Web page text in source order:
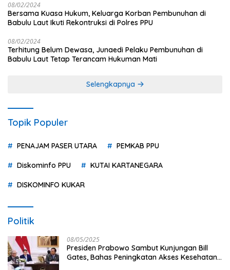
08/02/2024
Bersama Kuasa Hukum, Keluarga Korban Pembunuhan di
Babulu Laut Ikuti Rekontruksi di Polres PPU
08/02/2024
Terhitung Belum Dewasa, Junaedi Pelaku Pembunuhan di
Babulu Laut Tetap Terancam Hukuman Mati
Selengkapnya
Topik Populer
PENAJAM PASER UTARA PEMKAB PPU
Diskominfo PPU KUTAI KARTANEGARA
DISKOMINFO KUKAR
Politik
08/05/2025
Presiden Prabowo Sambut Kunjungan Bill
Gates, Bahas Peningkatan Akses Kesehatan